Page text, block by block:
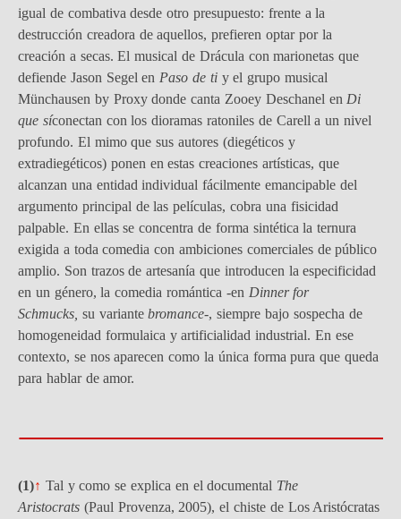
igual de combativa desde otro presupuesto: frente a la
destrucción creadora de aquellos, prefieren optar por la
creación a secas. El musical de Drácula con marionetas que
defiende Jason Segel en Paso de tiy el grupo musical
Münchausen by Proxy donde canta Zooey Deschanel en Di
que síconectan con los dioramas ratoniles de Carell a un nivel
profundo. El mimo que sus autores (diegéticos y
extradiegéticos) ponen en estas creaciones artísticas, que
alcanzan una entidad individual fácilmente emancipable del
argumento principal de las películas, cobra una fisicidad
palpable. En ellas se concentra de forma sintética la ternura
exigida a toda comedia con ambiciones comerciales de público
amplio. Son trazos de artesanía que introducen la especificidad
en un género, la comedia romántica -en Dinner for
Schmucks, su variantebromance-, siempre bajo sospecha de
homogeneidad formulaica y artificialidad industrial. En ese
contexto, se nos aparecen como la única forma pura que queda
para hablar de amor.
(1)↑ Tal y como se explica en el documental The
Aristocrats (Paul Provenza, 2005), el chiste de Los Aristócratas